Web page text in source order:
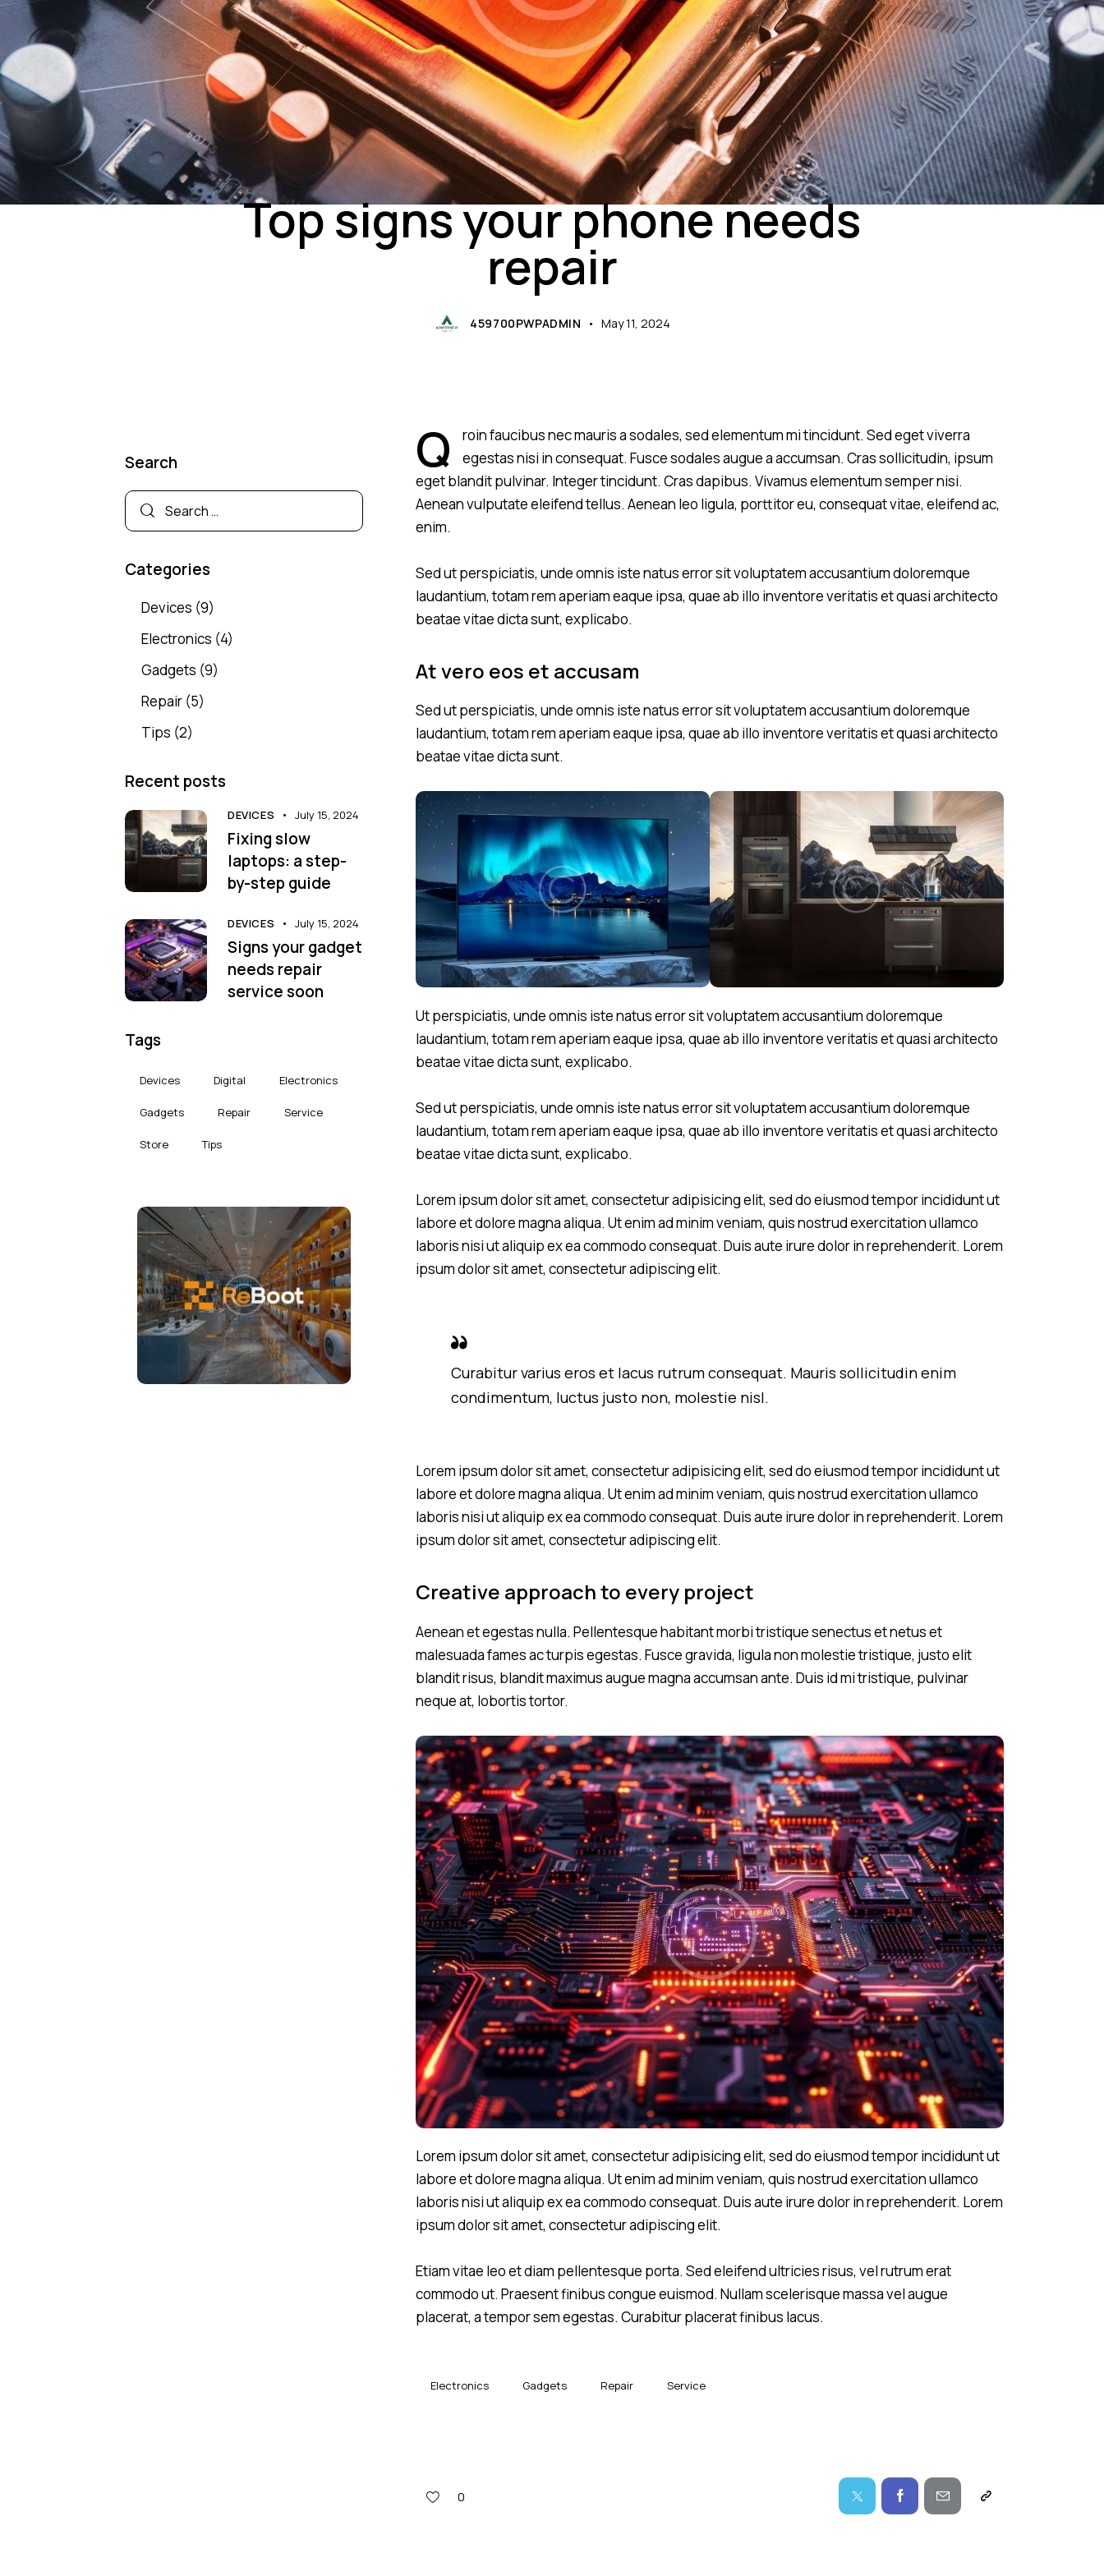
REPAIR
Top signs your phone needs
repair
459700PWPADMIN May 11, 2024
Q
roin faucibus nec mauris a sodales, sed elementum mi tincidunt. Sed eget viverra
egestas nisi in consequat. Fusce sodales augue a accumsan. Cras sollicitudin, ipsum
eget blandit pulvinar. Integer tincidunt. Cras dapibus. Vivamus elementum semper nisi.
Aenean vulputate eleifend tellus. Aenean leo ligula, porttitor eu, consequat vitae, eleifend ac,
enim.
Sed ut perspiciatis, unde omnis iste natus error sit voluptatem accusantium doloremque
laudantium, totam rem aperiam eaque ipsa, quae ab illo inventore veritatis et quasi architecto
beatae vitae dicta sunt, explicabo.
At vero eos et accusam
Sed ut perspiciatis, unde omnis iste natus error sit voluptatem accusantium doloremque
laudantium, totam rem aperiam eaque ipsa, quae ab illo inventore veritatis et quasi architecto
beatae vitae dicta sunt.
Ut perspiciatis, unde omnis iste natus error sit voluptatem accusantium doloremque
laudantium, totam rem aperiam eaque ipsa, quae ab illo inventore veritatis et quasi architecto
beatae vitae dicta sunt, explicabo.
Sed ut perspiciatis, unde omnis iste natus error sit voluptatem accusantium doloremque
laudantium, totam rem aperiam eaque ipsa, quae ab illo inventore veritatis et quasi architecto
beatae vitae dicta sunt, explicabo.
Lorem ipsum dolor sit amet, consectetur adipisicing elit, sed do eiusmod tempor incididunt ut
labore et dolore magna aliqua. Ut enim ad minim veniam, quis nostrud exercitation ullamco
laboris nisi ut aliquip ex ea commodo consequat. Duis aute irure dolor in reprehenderit. Lorem
ipsum dolor sit amet, consectetur adipiscing elit.
Curabitur varius eros et lacus rutrum consequat. Mauris sollicitudin enim
condimentum, luctus justo non, molestie nisl.
Lorem ipsum dolor sit amet, consectetur adipisicing elit, sed do eiusmod tempor incididunt ut
labore et dolore magna aliqua. Ut enim ad minim veniam, quis nostrud exercitation ullamco
laboris nisi ut aliquip ex ea commodo consequat. Duis aute irure dolor in reprehenderit. Lorem
ipsum dolor sit amet, consectetur adipiscing elit.
Creative approach to every project
Aenean et egestas nulla. Pellentesque habitant morbi tristique senectus et netus et
malesuada fames ac turpis egestas. Fusce gravida, ligula non molestie tristique, justo elit
blandit risus, blandit maximus augue magna accumsan ante. Duis id mi tristique, pulvinar
neque at, lobortis tortor.
Lorem ipsum dolor sit amet, consectetur adipisicing elit, sed do eiusmod tempor incididunt ut
labore et dolore magna aliqua. Ut enim ad minim veniam, quis nostrud exercitation ullamco
laboris nisi ut aliquip ex ea commodo consequat. Duis aute irure dolor in reprehenderit. Lorem
ipsum dolor sit amet, consectetur adipiscing elit.
Etiam vitae leo et diam pellentesque porta. Sed eleifend ultricies risus, vel rutrum erat
commodo ut. Praesent finibus congue euismod. Nullam scelerisque massa vel augue
placerat, a tempor sem egestas. Curabitur placerat finibus lacus.
Electronics Gadgets Repair Service
0
Search
Categories
Devices (9)
Electronics (4)
Gadgets (9)
Repair (5)
Tips (2)
Recent posts
DEVICES July 15, 2024
Fixing slow
laptops: a step-
by-step guide
DEVICES July 15, 2024
Signs your gadget
needs repair
service soon
Tags
Devices Digital Electronics
Gadgets Repair Service
Store Tips